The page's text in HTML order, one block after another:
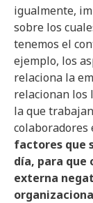
igualmente,
sobre los
tenemos el
ejemplo, los
relaciona la
relacionan los
la que
colaboradores
factores que
día, para que
externa